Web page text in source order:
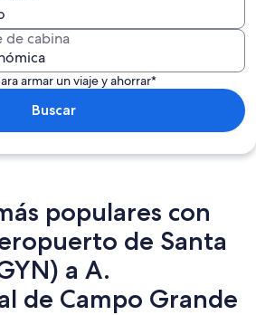
de cabina
armar un viaje y ahorrar*
Buscar
populares con
de Santa
a A.
de Campo Grande